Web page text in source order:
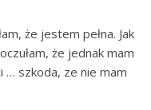
że jestem pełna. Jak
że jednak mam
… szkoda, ze nie mam